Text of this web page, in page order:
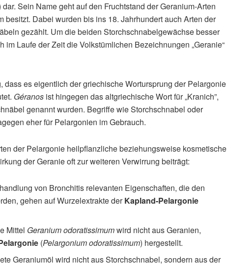
dar. Sein Name geht auf den Fruchtstand der Geranium-Arten
besitzt. Dabei wurden bis ins 18. Jahrhundert auch Arten der
gezählt. Um die beiden Storchschnabelgewächse besser
Laufe der Zeit die Volkstümlichen Bezeichnungen „Geranie“
es eigentlich der griechische Wortursprung der Pelargonie
Géranos ist hingegen das altgriechische Wort für „Kranich”,
genannt wurden. Begriffe wie Storchschnabel oder
eher für Pelargonien im Gebrauch.
der Pelargonie heilpflanzliche beziehungsweise kosmetische
der Geranie oft zur weiteren Verwirrung beiträgt:
von Bronchitis relevanten Eigenschaften, die den
gehen auf Wurzelextrakte derKapland-Pelargonie
Mittel Geranium odoratissimumwird nicht aus Geranien,
(Pelargonium odoratissimum) hergestellt.
Geraniumöl wird nicht aus Storchschnabel, sondern aus der